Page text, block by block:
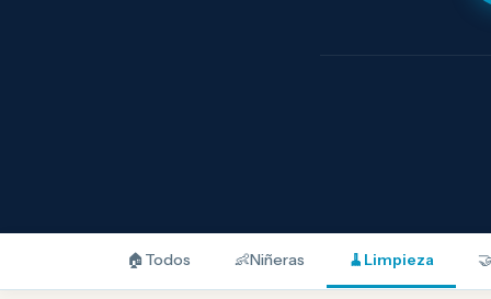
🏠 Todos 👶Niñeras 🧹 Limpieza